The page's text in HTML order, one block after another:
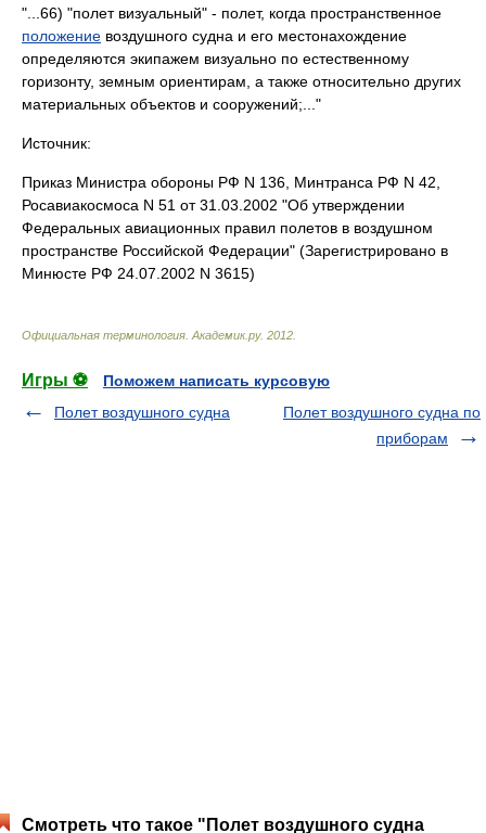
"...66) "полет визуальный" - полет, когда пространственное
положение воздушного судна и его местонахождение
определяются экипажем визуально по естественному
горизонту, земным ориентирам, а также относительно других
материальных объектов и сооружений;..."
Источник:
Приказ Министра обороны РФ N 136, Минтранса РФ N 42,
Росавиакосмоса N 51 от 31.03.2002 "Об утверждении
Федеральных авиационных правил полетов в воздушном
пространстве Российской Федерации" (Зарегистрировано в
Минюсте РФ 24.07.2002 N 3615)
Официальная терминология Академик.ру. 2012
Игры ⚽
Поможем написать курсовую
Полет воздушного судна
Полет воздушного судна по
приборам
Смотреть что такое "Полет воздушного судна